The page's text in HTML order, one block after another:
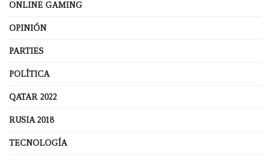
ONLINE GAMING
OPINIÓN
PARTIES
POLÍTICA
QATAR 2022
RUSIA 2018
TECNOLOGÍA